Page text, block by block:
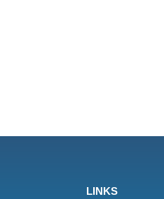
LINKS